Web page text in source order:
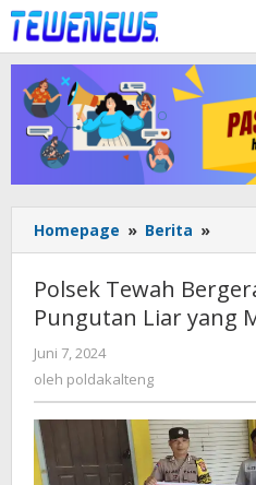
Lewati
ke
konten
Homepage » Berita »
Aktif
Polsek Tewah
Pungutan Liar yang
Juni 7, 2024
poldakalteng
oleh poldakalteng